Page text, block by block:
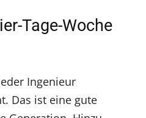
Tage-Woche
Ingenieur
Das ist eine gute